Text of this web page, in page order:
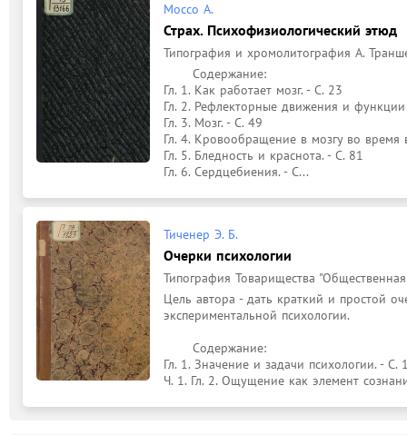
Моссо А.
Страх. Психофизиологический этюд
Типография и хромолитография А.
Гл. 1. Как работает мозг. - С. 23
Гл. 2. Рефлекторные движения и
Гл. 3. Мозг. - С. 49
Гл. 4. Кровообращение в мозгу во время
Гл. 5. Бледность и краснота. - С. 81
Гл. 6. Сердцебиения. - С...
Тиченер Э. Б.
Очерки психологии
Типография Товарищества
Цель автора - дать краткий и простой
экспериментальной психологии.
Гл. 1. Значение и задачи психологии. - С.
Ч. 1. Гл. 2. Ощущение как элемент